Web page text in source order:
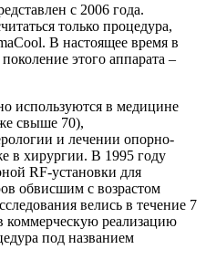
с 2006 года.
только процедура,
В настоящее время в
этого аппарата –
используются в медицине
свыше 70),
и лечении опорно-
в хирургии. В 1995 году
RF-установки для
обвисшим с возрастом
велись в течение 7
реализацию
под названием